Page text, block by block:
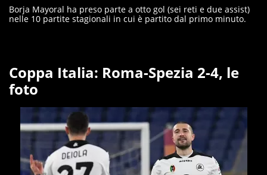
Borja Mayoral ha preso parte a otto gol (sei reti e due assist)
nelle 10 partite stagionali in cui è partito dal primo minuto.
Coppa Italia: Roma-Spezia 2-4, le
foto